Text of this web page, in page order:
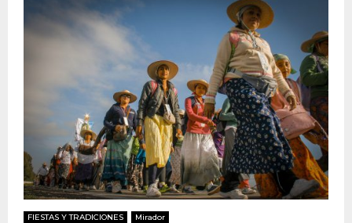
FIESTAS Y TRADICIONES Mirador